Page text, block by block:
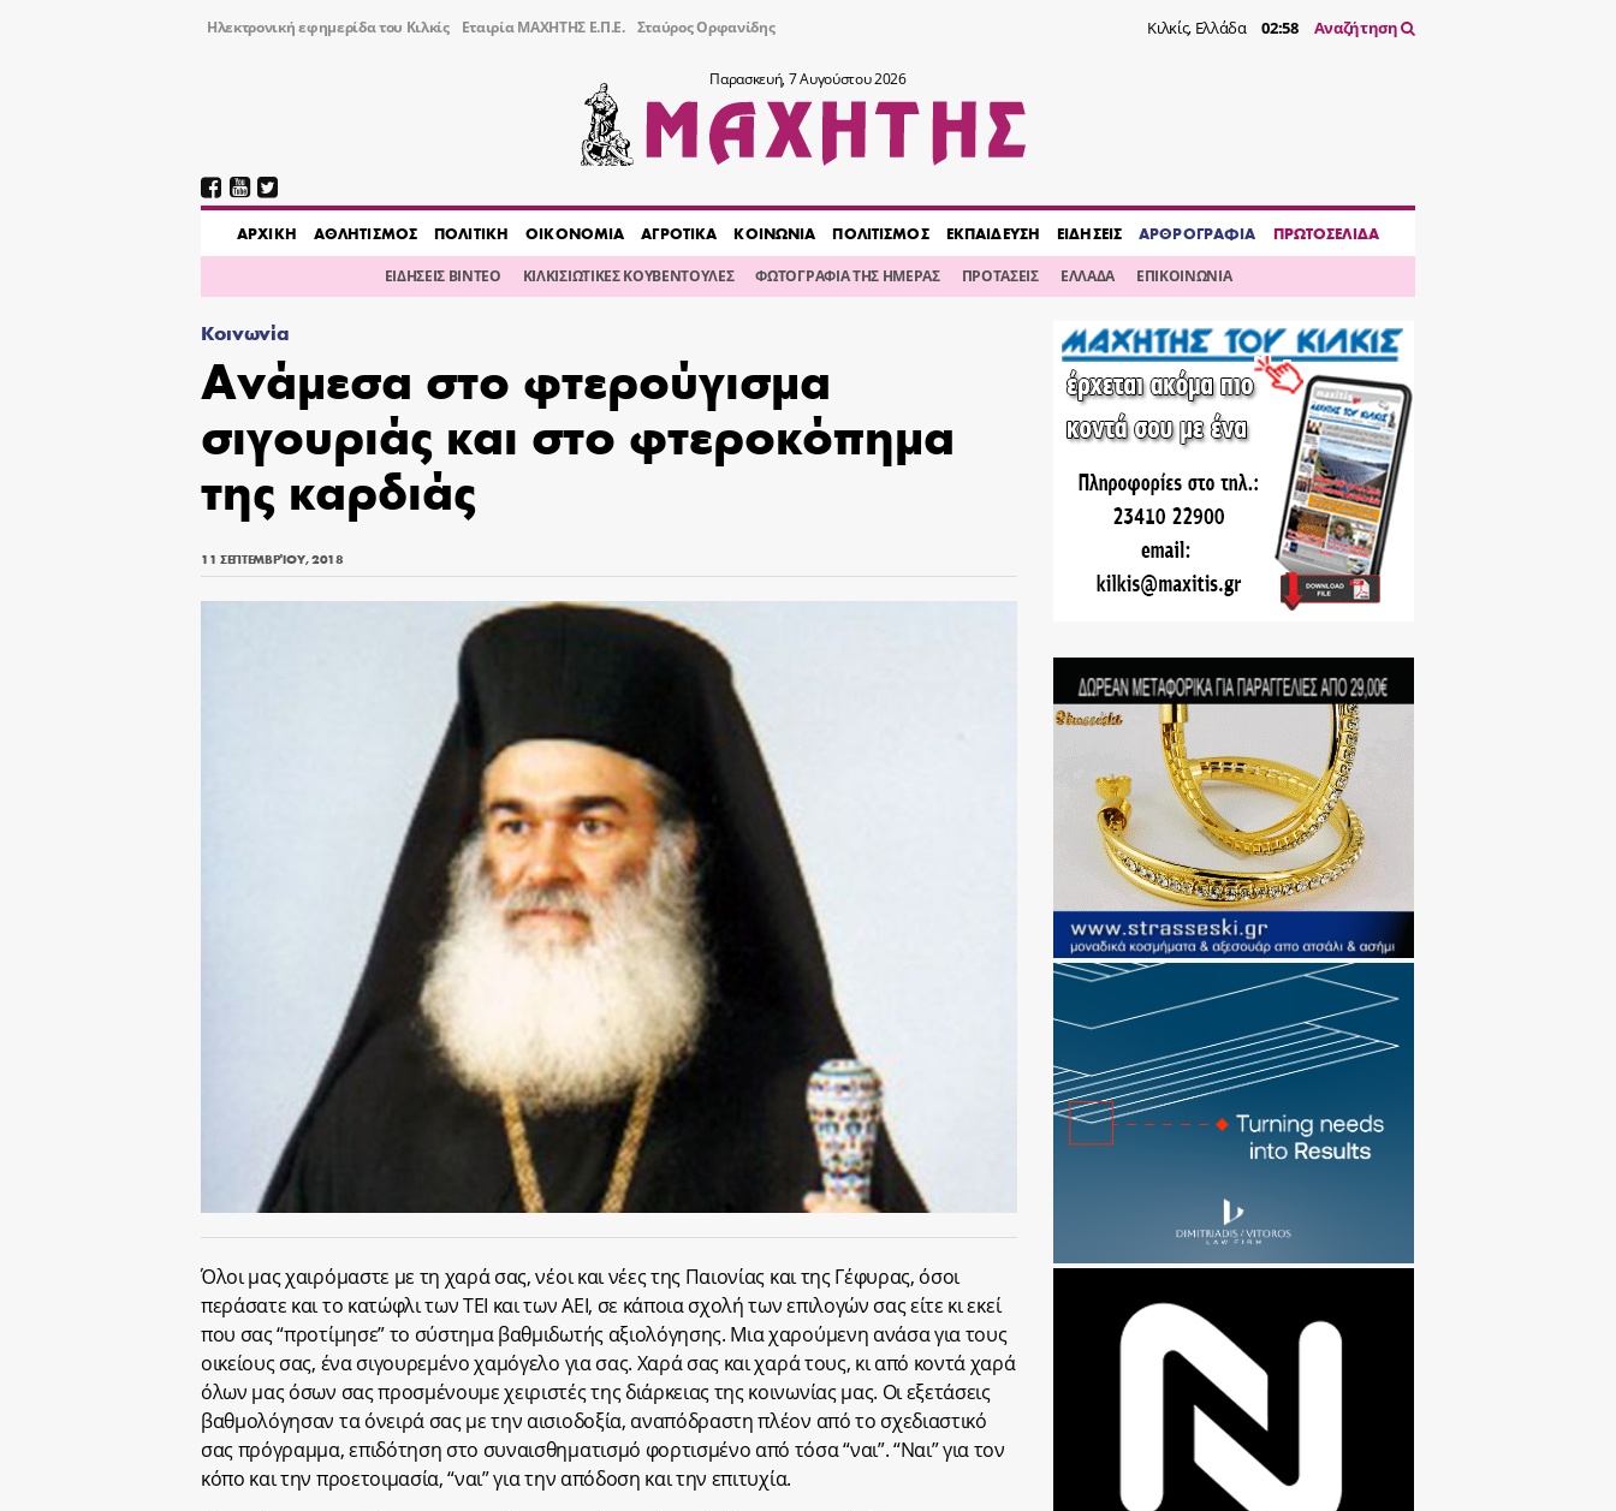
Ηλεκτρονική εφημερίδα του Κιλκίς Εταιρία ΜΑΧΗΤΗΣ Ε.Π.Ε. Σταύρος Ορφανίδης Κιλκίς, Ελλάδα 02:58 Αναζήτηση
Παρασκευή, 7 Αυγούστου 2026
AΡΧΙΚΗ ΑΘΛΗΤΙΣΜΟΣ ΠΟΛΙΤΙΚΗ ΟΙΚΟΝΟΜΙΑ ΑΓΡΟΤΙΚΑ ΚΟΙΝΩΝΙΑ ΠΟΛΙΤΙΣΜΟΣ ΕΚΠΑΙΔΕΥΣΗ ΕΙΔΗΣΕΙΣ ΑΡΘΡΟΓΡΑΦΙΑ ΠΡΩΤΟΣΕΛΙΔΑ
ΕΙΔΗΣΕΙΣ ΒΙΝΤΕΟ ΚΙΛΚΙΣΙΩΤΙΚΕΣ ΚΟΥΒΕΝΤΟΥΛΕΣ ΦΩΤΟΓΡΑΦΙΑ ΤΗΣ ΗΜΕΡΑΣ ΠΡΟΤΑΣΕΙΣ ΕΛΛΑΔΑ ΕΠΙΚΟΙΝΩΝΙΑ
Κοινωνία
Ανάμεσα στο φτερούγισμα
σιγουριάς και στο φτεροκόπημα
της καρδιάς
11 ΣΕΠΤΕΜΒΡΊΟΥ, 2018
Όλοι μας χαιρόμαστε με τη χαρά σας, νέοι και νέες της Παιονίας και της Γέφυρας, όσοι
περάσατε και το κατώφλι των ΤΕΙ και των ΑΕΙ, σε κάποια σχολή των επιλογών σας είτε κι εκεί
που σας “προτίμησε” το σύστημα βαθμιδωτής αξιολόγησης. Μια χαρούμενη ανάσα για τους
οικείους σας, ένα σιγουρεμένο χαμόγελο για σας. Χαρά σας και χαρά τους, κι από κοντά χαρά
όλων μας όσων σας προσμένουμε χειριστές της διάρκειας της κοινωνίας μας. Οι εξετάσεις
βαθμολόγησαν τα όνειρά σας με την αισιοδοξία, αναπόδραστη πλέον από το σχεδιαστικό
σας πρόγραμμα, επιδότηση στο συναισθηματισμό φορτισμένο από τόσα “ναι”. “Ναι” για τον
κόπο και την προετοιμασία, “ναι” για την απόδοση και την επιτυχία.